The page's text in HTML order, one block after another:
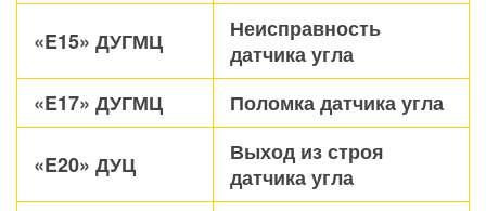
«E15» ДУГМЦ
Неисправность
датчика угла
«E17» ДУГМЦ
Поломка датчика угла
«E20» ДУЦ
Выход из строя
датчика угла